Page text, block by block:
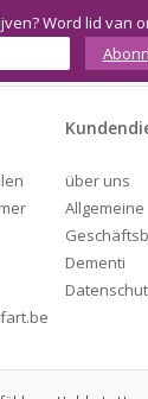
Word lid van
über uns
Allgemeine
Dementi